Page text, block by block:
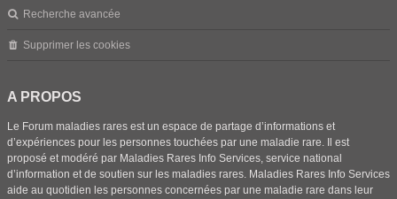
Recherche avancée
Supprimer les cookies
A PROPOS
Le Forum maladies rares est un espace de partage d’informations et
d’expériences pour les personnes touchées par une maladie rare. Il est
proposé et modéré par Maladies Rares Info Services, service national
d’information et de soutien sur les maladies rares. Maladies Rares Info Services
aide au quotidien les personnes concernées par une maladie rare dans leur